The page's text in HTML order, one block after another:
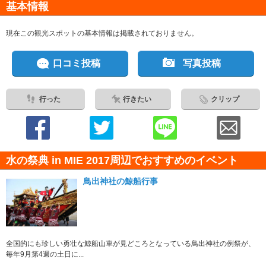
基本情報
現在この観光スポットの基本情報は掲載されておりません。
口コミ投稿 写真投稿
行った 行きたい クリップ
水の祭典 in MIE 2017周辺でおすすめのイベント
鳥出神社の鯨船行事
全国的にも珍しい勇壮な鯨船山車が見どころとなっている鳥出神社の例祭が、
毎年9月第4週の土日に...